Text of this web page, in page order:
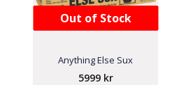
Out of Stock
Anything Else Sux
5999 kr